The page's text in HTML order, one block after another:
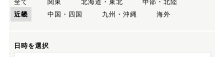
全て
関東 北海道・東北
中部・北陸
近畿
中国・四国 九州・沖縄 海外
日時を選択